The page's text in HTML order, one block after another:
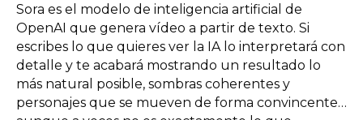
Sora es el modelo de inteligencia artificial de
OpenAI que genera vídeo a partir de texto. Si
escribes lo que quieres ver la IA lo interpretará con
detalle y te acabará mostrando un resultado lo
más natural posible, sombras coherentes y
personajes que se mueven de forma convincente…